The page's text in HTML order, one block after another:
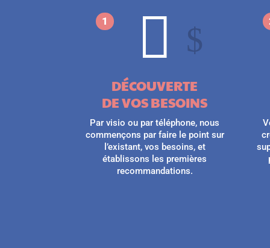
 $
1
DÉCOUVERTE
DE VOS BESOINS
Par visio ou par téléphone, nous
commençons par faire le point sur
l’existant, vos besoins, et
établissons les premières
recommandations.